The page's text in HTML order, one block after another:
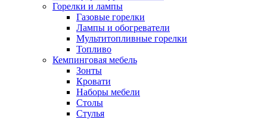
Горелки и лампы
Газовые горелки
Лампы и обогреватели
Мультитопливные горелки
Топливо
Кемпинговая мебель
Зонты
Кровати
Наборы мебели
Столы
Стулья